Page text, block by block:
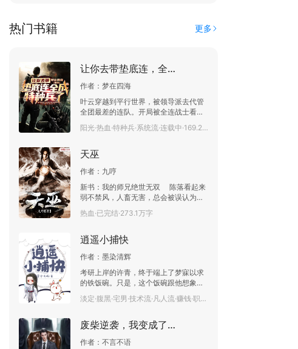
热门书籍 更多
让你去带垫底连，全成特种兵了
作者： 梦在四海
叶云穿越到平行世界，被领导派去代管
全团最差的连队。开局被全连战士看不
上，一人一拳直接将全连人打服！在所
有人都不看好他的情况下，他仅用三个
种部队的恐怖存在了！团长：让你练这
了？特种部队：以后不要叫我们兵王，
在叶云带领的连队面前，我们不配！
阳光·热血·特种兵·系统流·连载中·169.2万字
天巫
作者： 九哼
新书：我的师兄绝世无双 陈落看起来
弱不禁风，人畜无害，总会被误认为是
吃软饭的小白脸。 只是没有人知道他是
巫法阵法两大领域的双绝奇才，其巫法
无双，翻手为云覆手为雨。 一个个天才
脸是多么可怕，完全就是一个披着天使
外衣的恶魔。 一个个女神对他好奇，了
解之后，才知道这个小白脸是多么神
非但没能了解他，反而一个个全部沦
热血·已完结·273.1万字
逍遥小捕快
作者： 墨染清辉
考研上岸的许青，终于端上了梦寐以求
的铁饭碗。只是，这个饭碗跟他想象的
有点不一样，他穿越到一个刚刚亡故的
捕快身上。更是被一个身材高挑，黛眉
当手下。许青原本是拒绝的。直到他看
灯柱……女捕头：“我不喜欢勉强别人，
淡定·腹黑·宅男·技术流·凡人流·赚钱·职场·已完结·256.3万字
废柴逆袭，我变成了绝品战尊
作者： 不言不语